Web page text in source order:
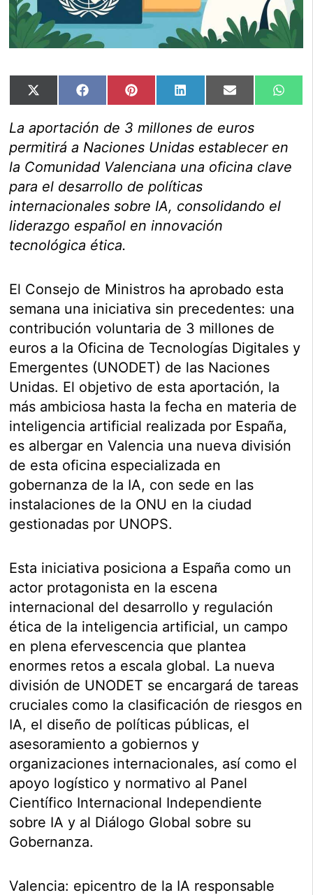
Compartir
en
X
Compartir
en
FacebookCompartir
en
PinterestCompartir
en
LinkedInCompartir
en
Email
en
La aportación de 3 millones de euros
permitirá a Naciones Unidas establecer en
la Comunidad Valenciana una oficina clave
para el desarrollo de políticas
internacionales sobre IA, consolidando el
liderazgo español en innovación
tecnológica ética.
El Consejo de Ministros ha aprobado esta
semana una iniciativa sin precedentes: una
contribución voluntaria de 3 millones de
euros a la Oficina de Tecnologías Digitales y
Emergentes (UNODET) de las Naciones
Unidas. El objetivo de esta aportación, la
más ambiciosa hasta la fecha en materia de
inteligencia artificial realizada por España,
es albergar en Valencia una nueva división
de esta oficina especializada en
gobernanza de la IA, con sede en las
instalaciones de la ONU en la ciudad
gestionadas por UNOPS.
Esta iniciativa posiciona a España como un
actor protagonista en la escena
internacional del desarrollo y regulación
ética de la inteligencia artificial, un campo
en plena efervescencia que plantea
enormes retos a escala global. La nueva
división de UNODET se encargará de tareas
cruciales como la clasificación de riesgos en
IA, el diseño de políticas públicas, el
asesoramiento a gobiernos y
organizaciones internacionales, así como el
apoyo logístico y normativo al Panel
Científico Internacional Independiente
sobre IA y al Diálogo Global sobre su
Gobernanza.
Valencia: epicentro de la IA responsable